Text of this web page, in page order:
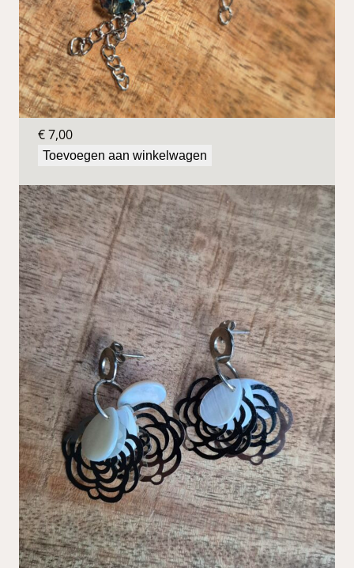
Blauwe oorbellen
€7,00
Toevoegen aan winkelwagen